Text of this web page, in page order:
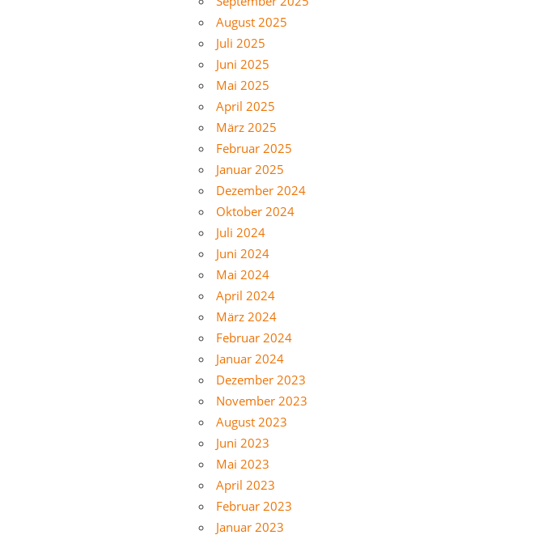
August 2025
Juli 2025
Juni 2025
Mai 2025
April 2025
März 2025
Februar 2025
Januar 2025
Dezember 2024
Oktober 2024
Juli 2024
Juni 2024
Mai 2024
April 2024
März 2024
Februar 2024
Januar 2024
Dezember 2023
November 2023
August 2023
Juni 2023
Mai 2023
April 2023
Februar 2023
Januar 2023